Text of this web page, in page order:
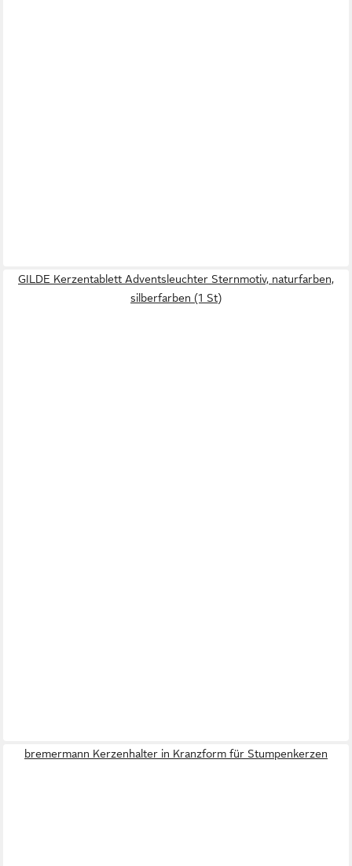
GILDE Kerzentablett Adventsleuchter Sternmotiv, naturfarben,
silberfarben (1 St)
bremermann Kerzenhalter in Kranzform für Stumpenkerzen